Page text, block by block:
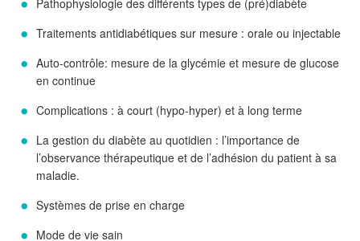
Pathophysiologie des différents types de (pré)diabète
Traitements antidiabétiques sur mesure : orale ou injectable
Auto-contrôle: mesure de la glycémie et mesure de glucose
en continue
Complications : à court (hypo-hyper) et à long terme
La gestion du diabète au quotidien : l’importance de
l’observance thérapeutique et de l’adhésion du patient à sa
maladie.
Systèmes de prise en charge
Mode de vie sain